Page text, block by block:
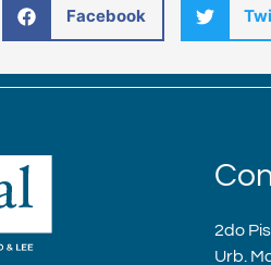
Facebook
2do
Urb.